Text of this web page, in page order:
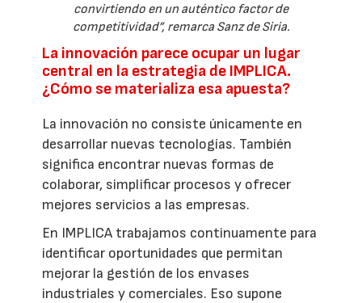
convirtiendo en un auténtico factor de
competitividad”, remarca Sanz de Siria.
La innovación parece ocupar un lugar
central en la estrategia de IMPLICA.
¿Cómo se materializa esa apuesta?
La innovación no consiste únicamente en
desarrollar nuevas tecnologías. También
significa encontrar nuevas formas de
colaborar, simplificar procesos y ofrecer
mejores servicios a las empresas.
En IMPLICA trabajamos continuamente para
identificar oportunidades que permitan
mejorar la gestión de los envases
industriales y comerciales. Eso supone